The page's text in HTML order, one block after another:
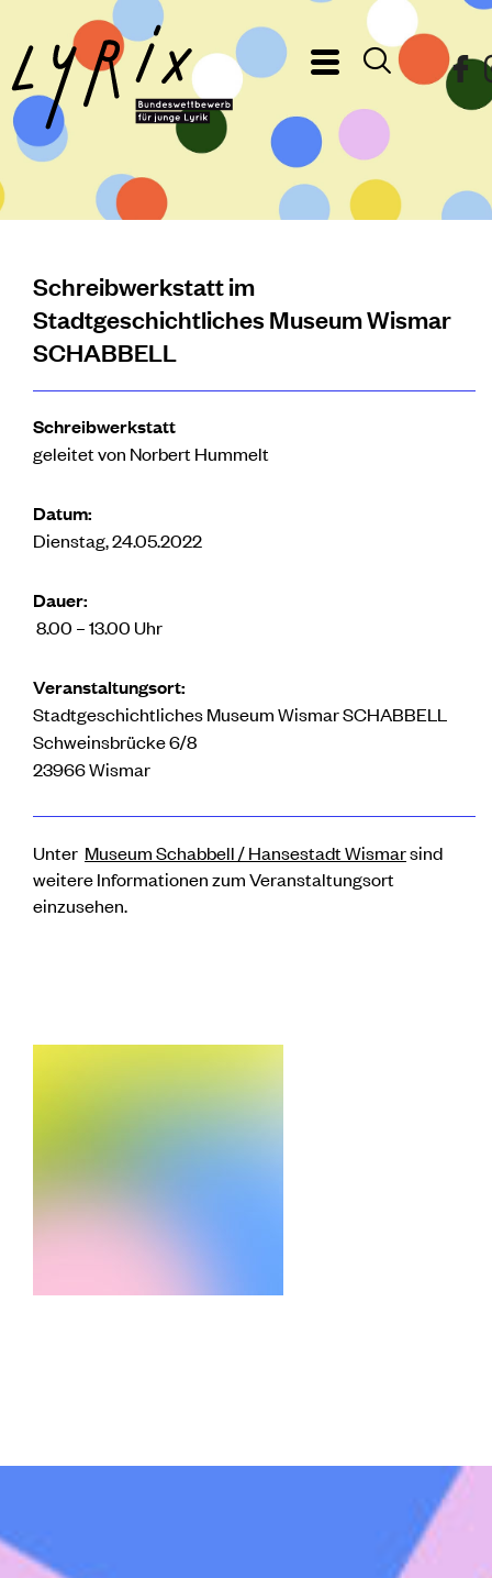
Schreibwerkstatt im
Stadtgeschichtliches Museum Wismar
SCHABBELL
Schreibwerkstatt
geleitet von Norbert Hummelt
Datum:
Dienstag, 24.05.2022
Dauer:
8.00 – 13.00 Uhr
Veranstaltungsort:
Stadtgeschichtliches Museum Wismar SCHABBELL
Schweinsbrücke 6/8
23966 Wismar
Unter Museum Schabbell / Hansestadt Wismarsind
weitere Informationen zum Veranstaltungsort
einzusehen.